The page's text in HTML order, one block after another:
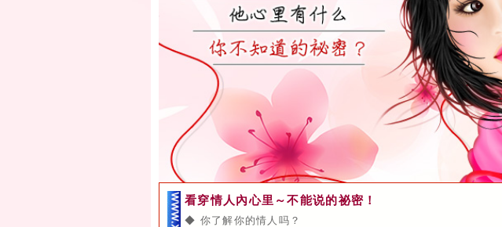
看穿情人內心里～不能说的祕密！
◆ 你了解你的情人吗？